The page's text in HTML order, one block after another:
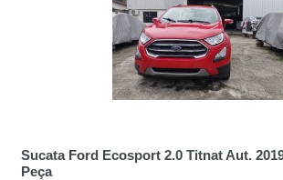
Sucata Ford Ecosport 2.0 Titnat Aut.
Peça